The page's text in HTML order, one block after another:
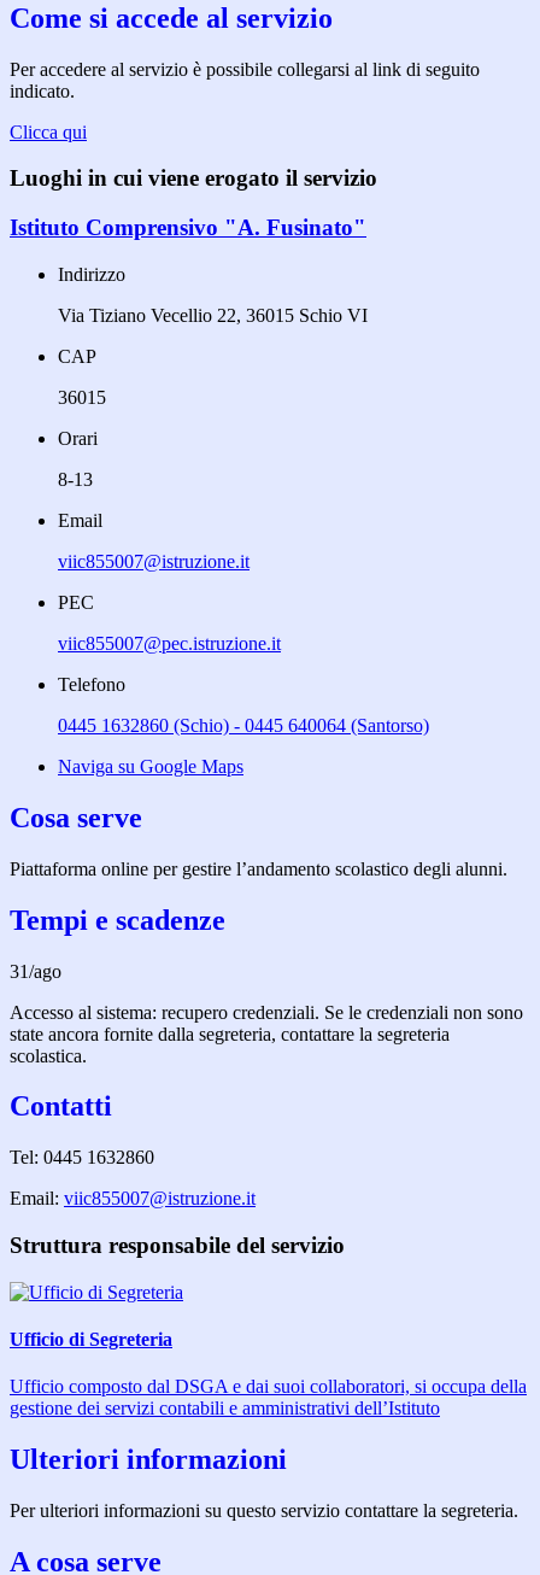
Come si accede al servizio
Per accedere al servizio è possibile collegarsi al link di seguito
indicato.
Clicca qui
Luoghi in cui viene erogato il servizio
Istituto Comprensivo "A. Fusinato"
Indirizzo
Via Tiziano Vecellio 22, 36015 Schio VI
CAP
36015
Orari
8-13
Email
viic855007@istruzione.it
PEC
viic855007@pec.istruzione.it
Telefono
0445 1632860 (Schio) - 0445 640064 (Santorso)
Naviga su Google Maps
Cosa serve
Piattaforma online per gestire l’andamento scolastico degli alunni.
Tempi e scadenze
31/ago
Accesso al sistema: recupero credenziali. Se le credenziali non sono
state ancora fornite dalla segreteria, contattare la segreteria
scolastica.
Contatti
Tel: 0445 1632860
Email: viic855007@istruzione.it
Struttura responsabile del servizio
Ufficio di Segreteria
Ufficio composto dal DSGA e dai suoi collaboratori, si occupa della
gestione dei servizi contabili e amministrativi dell’Istituto
Ulteriori informazioni
Per ulteriori informazioni su questo servizio contattare la segreteria.
A cosa serve